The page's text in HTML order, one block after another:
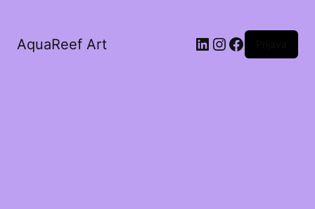
AquaReef Art